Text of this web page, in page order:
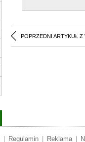
POPRZEDNI ARTYKUŁ Z
Regulamin Reklama